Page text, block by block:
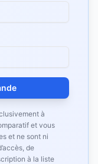
à
et vous
et ne sont ni
de
à la liste